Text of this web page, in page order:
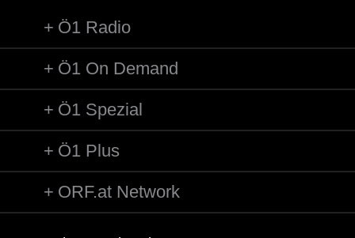
Ö1 Radio
Ö1 On Demand
Ö1 Spezial
Ö1 Plus
ORF.at Network